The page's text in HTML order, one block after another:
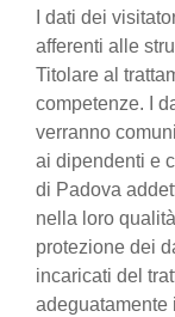
I dati dei
afferenti alle
Titolare al
competenze. I
verranno
ai dipendenti e
di Padova
nella loro
protezione dei
incaricati del
adeguatamente